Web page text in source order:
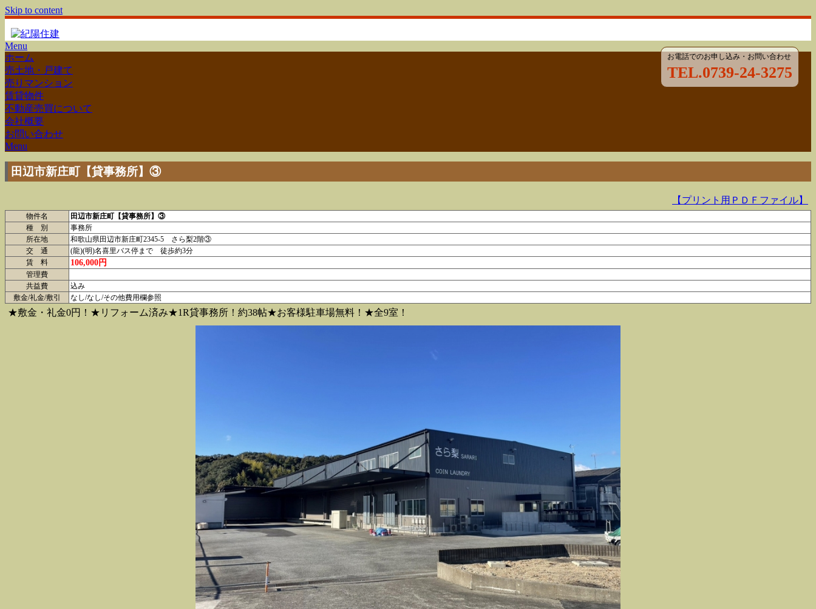
Skip to content
お電話でのお申し込み・お問い合わせ
TEL.0739-24-3275
Menu
ホーム
売土地・戸建て
売りマンション
賃貸物件
不動産売買について
会社概要
お問い合わせ
Menu
田辺市新庄町【貸事務所】③
【プリント用ＰＤＦファイル】
物件名
田辺市新庄町【貸事務所】③
種 別
事務所
所在地
和歌山県田辺市新庄町2345-5 さら梨2階③
交 通
(龍)(明)名喜里バス停まで 徒歩約3分
賃 料
106,000円
管理費
共益費
込み
敷金/礼金/敷引
なし/なし/その他費用欄参照
★敷金・礼金0円！★リフォーム済み★1R貸事務所！約38帖★お客様駐車場無料！★全9室！